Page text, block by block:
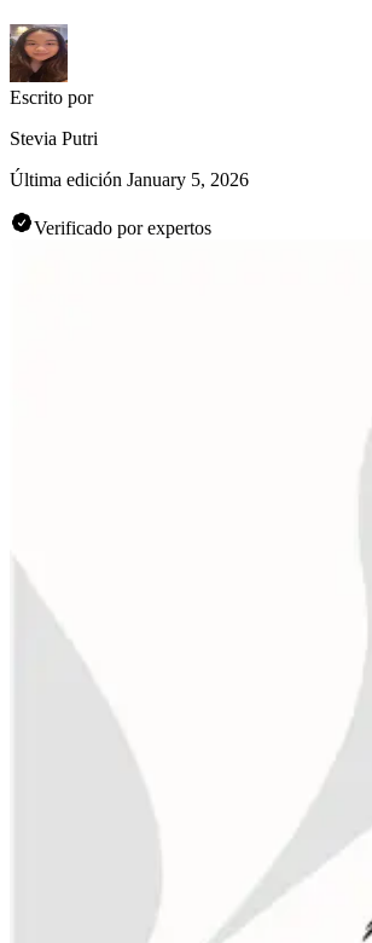
Escrito por
Stevia Putri
Última edición January 5, 2026
Verificado por expertos